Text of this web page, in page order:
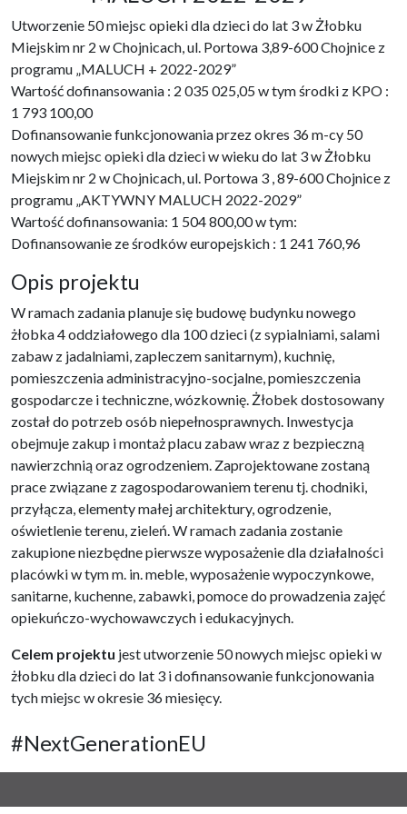
Utworzenie 50 miejsc opieki dla dzieci do lat 3 w Żłobku
Miejskim nr 2 w Chojnicach, ul. Portowa 3,89-600 Chojnice z
programu „MALUCH + 2022-2029”
Wartość dofinansowania : 2 035 025,05 w tym środki z KPO :
1 793 100,00
Dofinansowanie funkcjonowania przez okres 36 m-cy 50
nowych miejsc opieki dla dzieci w wieku do lat 3 w Żłobku
Miejskim nr 2 w Chojnicach, ul. Portowa 3 , 89-600 Chojnice z
programu „AKTYWNY MALUCH 2022-2029”
Wartość dofinansowania: 1 504 800,00 w tym:
Dofinansowanie ze środków europejskich : 1 241 760,96
Opis projektu
W ramach zadania planuje się budowę budynku nowego
żłobka 4 oddziałowego dla 100 dzieci (z sypialniami, salami
zabaw z jadalniami, zapleczem sanitarnym), kuchnię,
pomieszczenia administracyjno-socjalne, pomieszczenia
gospodarcze i techniczne, wózkownię. Żłobek dostosowany
został do potrzeb osób niepełnosprawnych. Inwestycja
obejmuje zakup i montaż placu zabaw wraz z bezpieczną
nawierzchnią oraz ogrodzeniem. Zaprojektowane zostaną
prace związane z zagospodarowaniem terenu tj. chodniki,
przyłącza, elementy małej architektury, ogrodzenie,
oświetlenie terenu, zieleń. W ramach zadania zostanie
zakupione niezbędne pierwsze wyposażenie dla działalności
placówki w tym m. in. meble, wyposażenie wypoczynkowe,
sanitarne, kuchenne, zabawki, pomoce do prowadzenia zajęć
opiekuńczo-wychowawczych i edukacyjnych.
Celem projektu jest utworzenie 50 nowych miejsc opieki w
żłobku dla dzieci do lat 3 i dofinansowanie funkcjonowania
tych miejsc w okresie 36 miesięcy.
#NextGenerationEU